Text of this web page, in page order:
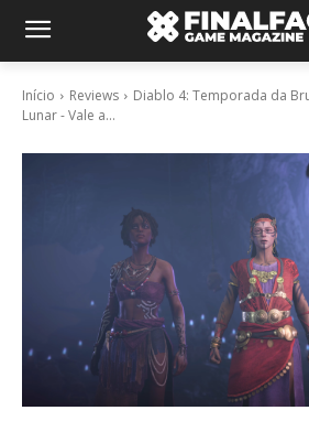
Início Reviews
Diablo 4: Temporada da
Lunar - Vale a...